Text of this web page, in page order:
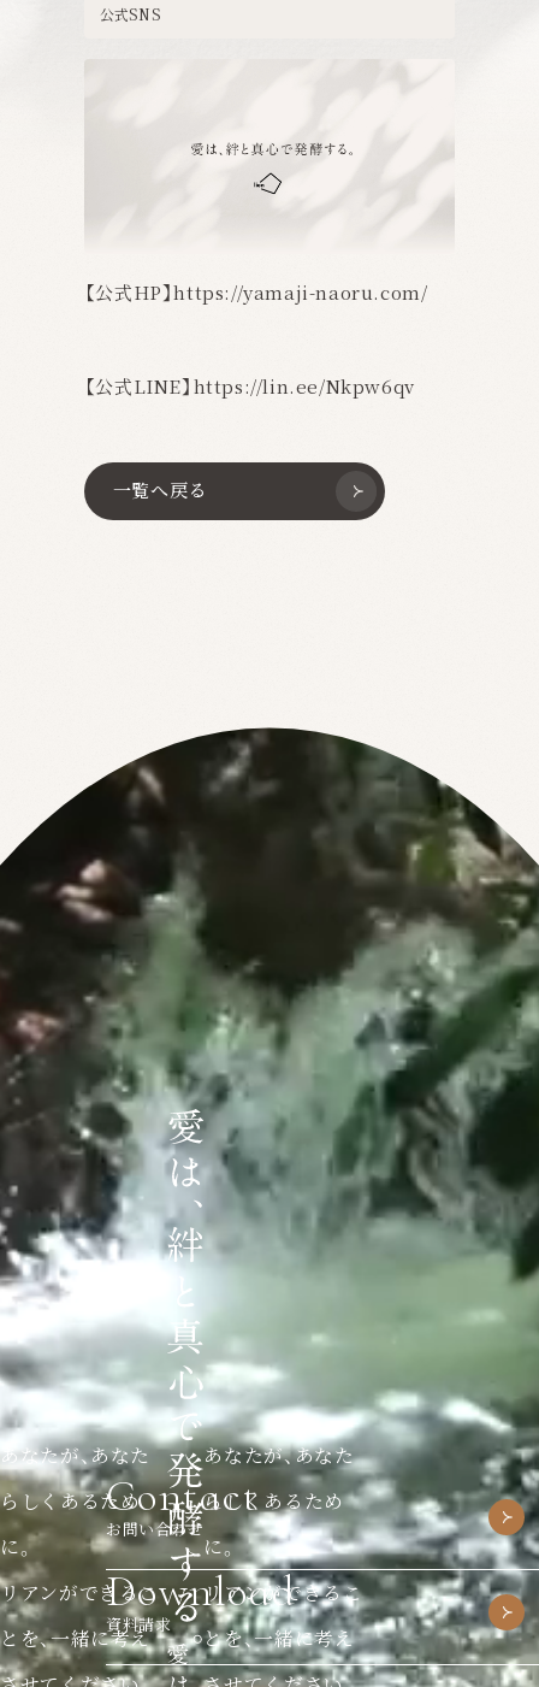
公式SNS
【公式HP】https://yamaji-naoru.com/
【公式LINE】https://lin.ee/Nkpw6qv
一覧へ戻る
あなたが、あなた
らしくあるため
に。
リアンができるこ
とを、一緒に考え
あなたが、あなた
らしくあるため
に。
リアンができるこ
とを、一緒に考え
Contact
お問い合わせ
Download
資料請求